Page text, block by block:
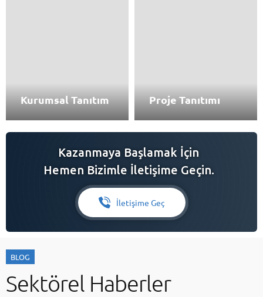
Kurumsal Tanıtım Proje Tanıtımı
Kazanmaya Başlamak İçin
Hemen Bizimle İletişime Geçin.
İletişime Geç
BLOG
Sektörel Haberler